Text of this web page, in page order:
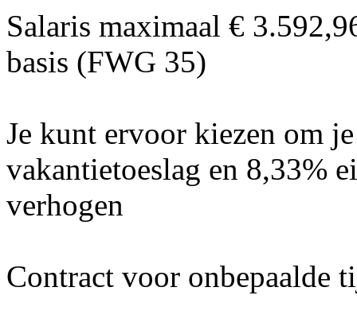
Salaris maximaal €
basis (FWG 35)
Je kunt ervoor kiezen om
vakantietoeslag en 8,33%
verhogen
Contract voor onbepaalde